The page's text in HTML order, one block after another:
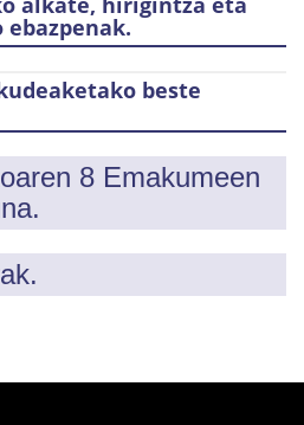
beste
8 Emakumeen